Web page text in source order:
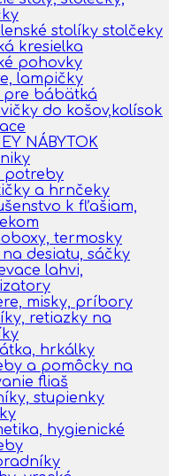
stolíky stolčeky
kresielka
pohovky
lampičky
pre bábätká
do košov,kolísok
NÁBYTOK
potreby
a hrnčeky
k fľašiam,
termosky
na desiatu, sáčky
lahvi,
misky, príbory
retiazky na
hrkálky
a pomôcky na
fliaš
stupienky
hygienické